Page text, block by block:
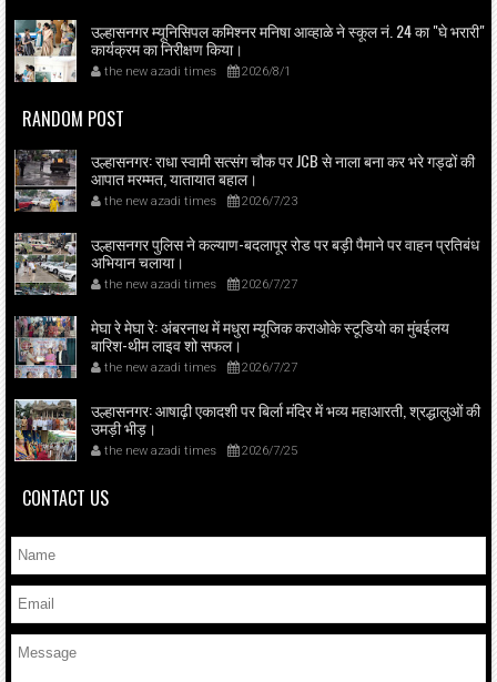
उल्हासनगर म्यूनिसिपल कमिश्नर मनिषा आव्हाळे ने स्कूल नं. 24 का "घे भरारी"
कार्यक्रम का निरीक्षण किया।
the new azadi times 2026/8/1
RANDOM POST
उल्हासनगर: राधा स्वामी सत्संग चौक पर JCB से नाला बना कर भरे गड्ढों की
आपात मरम्मत, यातायात बहाल।
the new azadi times 2026/7/23
उल्हासनगर पुलिस ने कल्याण-बदलापूर रोड पर बड़ी पैमाने पर वाहन प्रतिबंध
अभियान चलाया।
the new azadi times 2026/7/27
मेघा रे मेघा रे: अंबरनाथ में मधुरा म्यूजिक कराओके स्टूडियो का मुंबईलय
बारिश-थीम लाइव शो सफल।
the new azadi times 2026/7/27
उल्हासनगर: आषाढ़ी एकादशी पर बिर्ला मंदिर में भव्य महाआरती, श्रद्धालुओं की
उमड़ी भीड़।
the new azadi times 2026/7/25
CONTACT US